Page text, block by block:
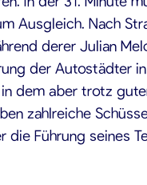
Ausgleich. Nach
derer Julian
der Autostädter
dem aber trotz
zahlreiche
die Führung seines